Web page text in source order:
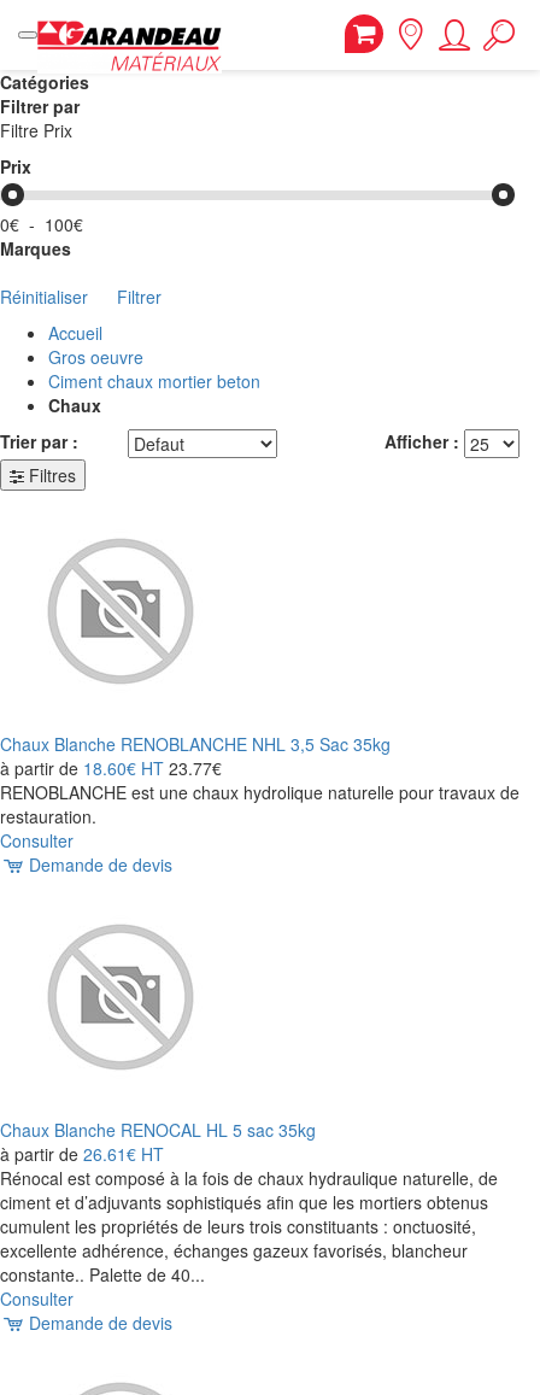
Catégories
Filtrer par
Filtre Prix
Prix
0€ - 100€
Marques
Réinitialiser
Filtrer
Accueil
Gros oeuvre
Ciment chaux mortier beton
Chaux
Trier par :
Afficher :
Filtres
Chaux Blanche RENOBLANCHE NHL 3,5 Sac 35kg
à partir de 18.60€ HT 23.77€
RENOBLANCHE est une chaux hydrolique naturelle pour travaux de
restauration.
Consulter
Demande de devis
Chaux Blanche RENOCAL HL 5 sac 35kg
à partir de 26.61€ HT
Rénocal est composé à la fois de chaux hydraulique naturelle, de
ciment et d’adjuvants sophistiqués afin que les mortiers obtenus
cumulent les propriétés de leurs trois constituants : onctuosité,
excellente adhérence, échanges gazeux favorisés, blancheur
constante.. Palette de 40...
Consulter
Demande de devis